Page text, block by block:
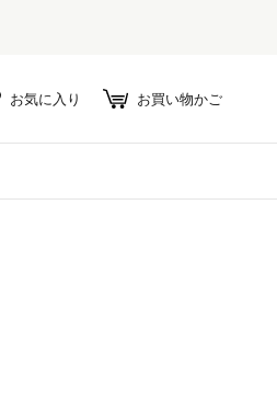
お気に入り お買い物かご